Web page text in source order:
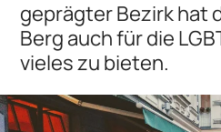
geprägter Bezirk hat
Berg auch für die
vieles zu bieten.